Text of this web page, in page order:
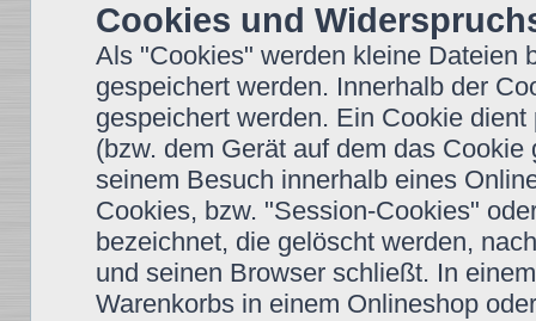
Cookies und
Als "Cookies" werden kleine Dateien
gespeichert werden. Innerhalb der
gespeichert werden. Ein Cookie
(bzw. dem Gerät auf dem das
seinem Besuch innerhalb eines
Cookies, bzw. "Session-Cookies"
bezeichnet, die gelöscht werden,
und seinen Browser schließt. In
Warenkorbs in einem Onlineshop